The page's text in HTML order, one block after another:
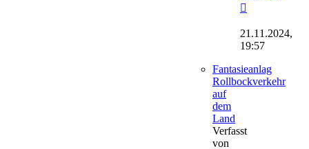
Beitrag
21.11.2024,
19:57
Fantasieanlag
Rollbockverkehr
auf
dem
Land
Verfasst
von